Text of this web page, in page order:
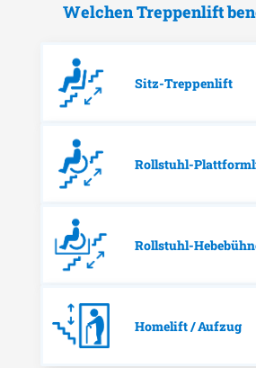
Welchen Treppenlift
Sitz-Treppenlift
Rollstuhl-
Rollstuhl-
Homelift / Aufzug